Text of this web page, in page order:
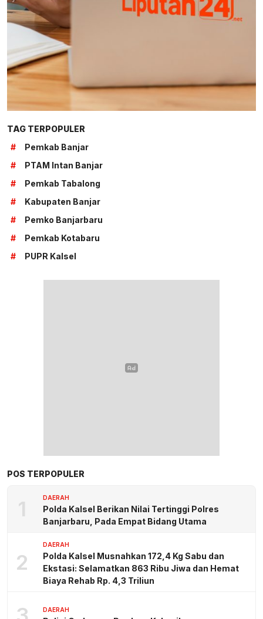
TAG TERPOPULER
#
Pemkab Banjar
#
PTAM Intan Banjar
#
Pemkab Tabalong
#
Kabupaten Banjar
#
Pemko Banjarbaru
#
Pemkab Kotabaru
#
PUPR Kalsel
POS TERPOPULER
1 DAERAH
Polda Kalsel Berikan Nilai Tertinggi Polres
Banjarbaru, Pada Empat Bidang Utama
2
DAERAH
Polda Kalsel Musnahkan 172,4 Kg Sabu dan
Ekstasi: Selamatkan 863 Ribu Jiwa dan Hemat
Biaya Rehab Rp. 4,3 Triliun
DAERAH